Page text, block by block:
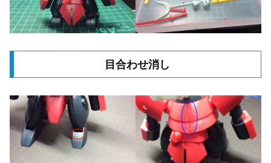
目合わせ消し